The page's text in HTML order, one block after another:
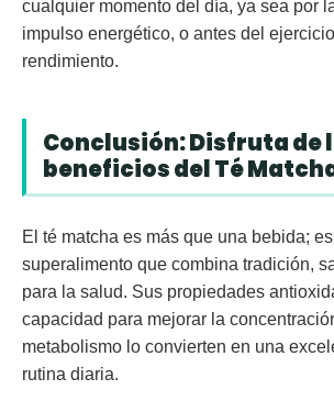
cualquier momento del día, ya sea por
impulso energético, o antes del
rendimiento.
Conclusión: Disfruta de
beneficios del Té
El té matcha es más que una bebida;
superalimento que combina tradición,
para la salud. Sus propiedades
capacidad para mejorar la
metabolismo lo convierten en una
rutina diaria.